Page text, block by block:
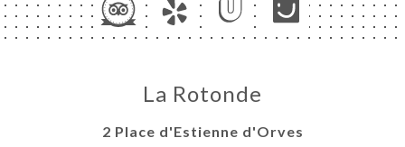
La Rotonde
2 Place d'Estienne d'Orves